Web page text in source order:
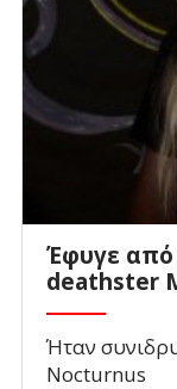
Έφυγε
deathster
Ήταν
Nocturnus